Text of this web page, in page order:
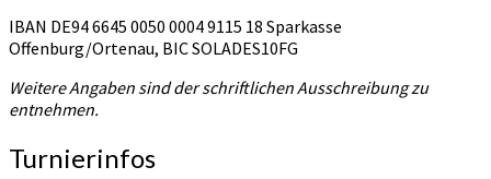
IBAN DE94 6645 0050 0004 9115 18 Sparkasse
Offenburg/Ortenau, BIC SOLADES10FG
Weitere Angaben sind der schriftlichen Ausschreibung zu
entnehmen.
Turnierinfos